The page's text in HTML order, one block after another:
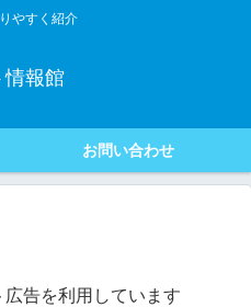
やすく紹介
情報館
お問い合わせ
告を利用しています